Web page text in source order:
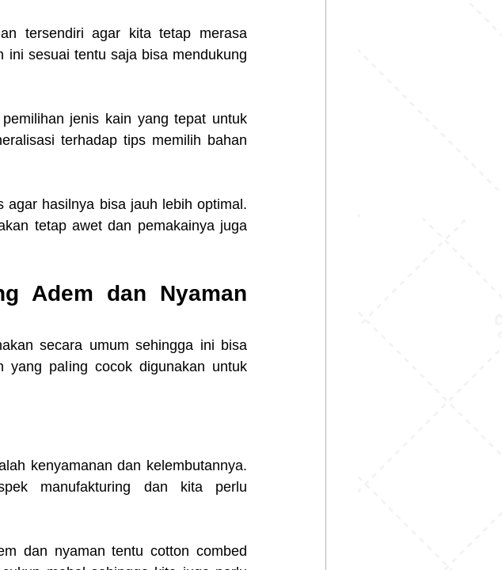
tersendiri agar kita tetap merasa
ini sesuai tentu saja bisa mendukung
jenis kain yang tepat untuk
terhadap tips memilih bahan
agar hasilnya bisa jauh lebih optimal.
tetap awet dan pemakainya juga
Adem dan Nyaman
secara umum sehingga ini bisa
yang paling cocok digunakan untuk
kenyamanan dan kelembutannya.
manufakturing dan kita perlu
dan nyaman tentu cotton combed